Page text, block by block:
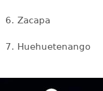
6. Zacapa
7. Huehuetenango